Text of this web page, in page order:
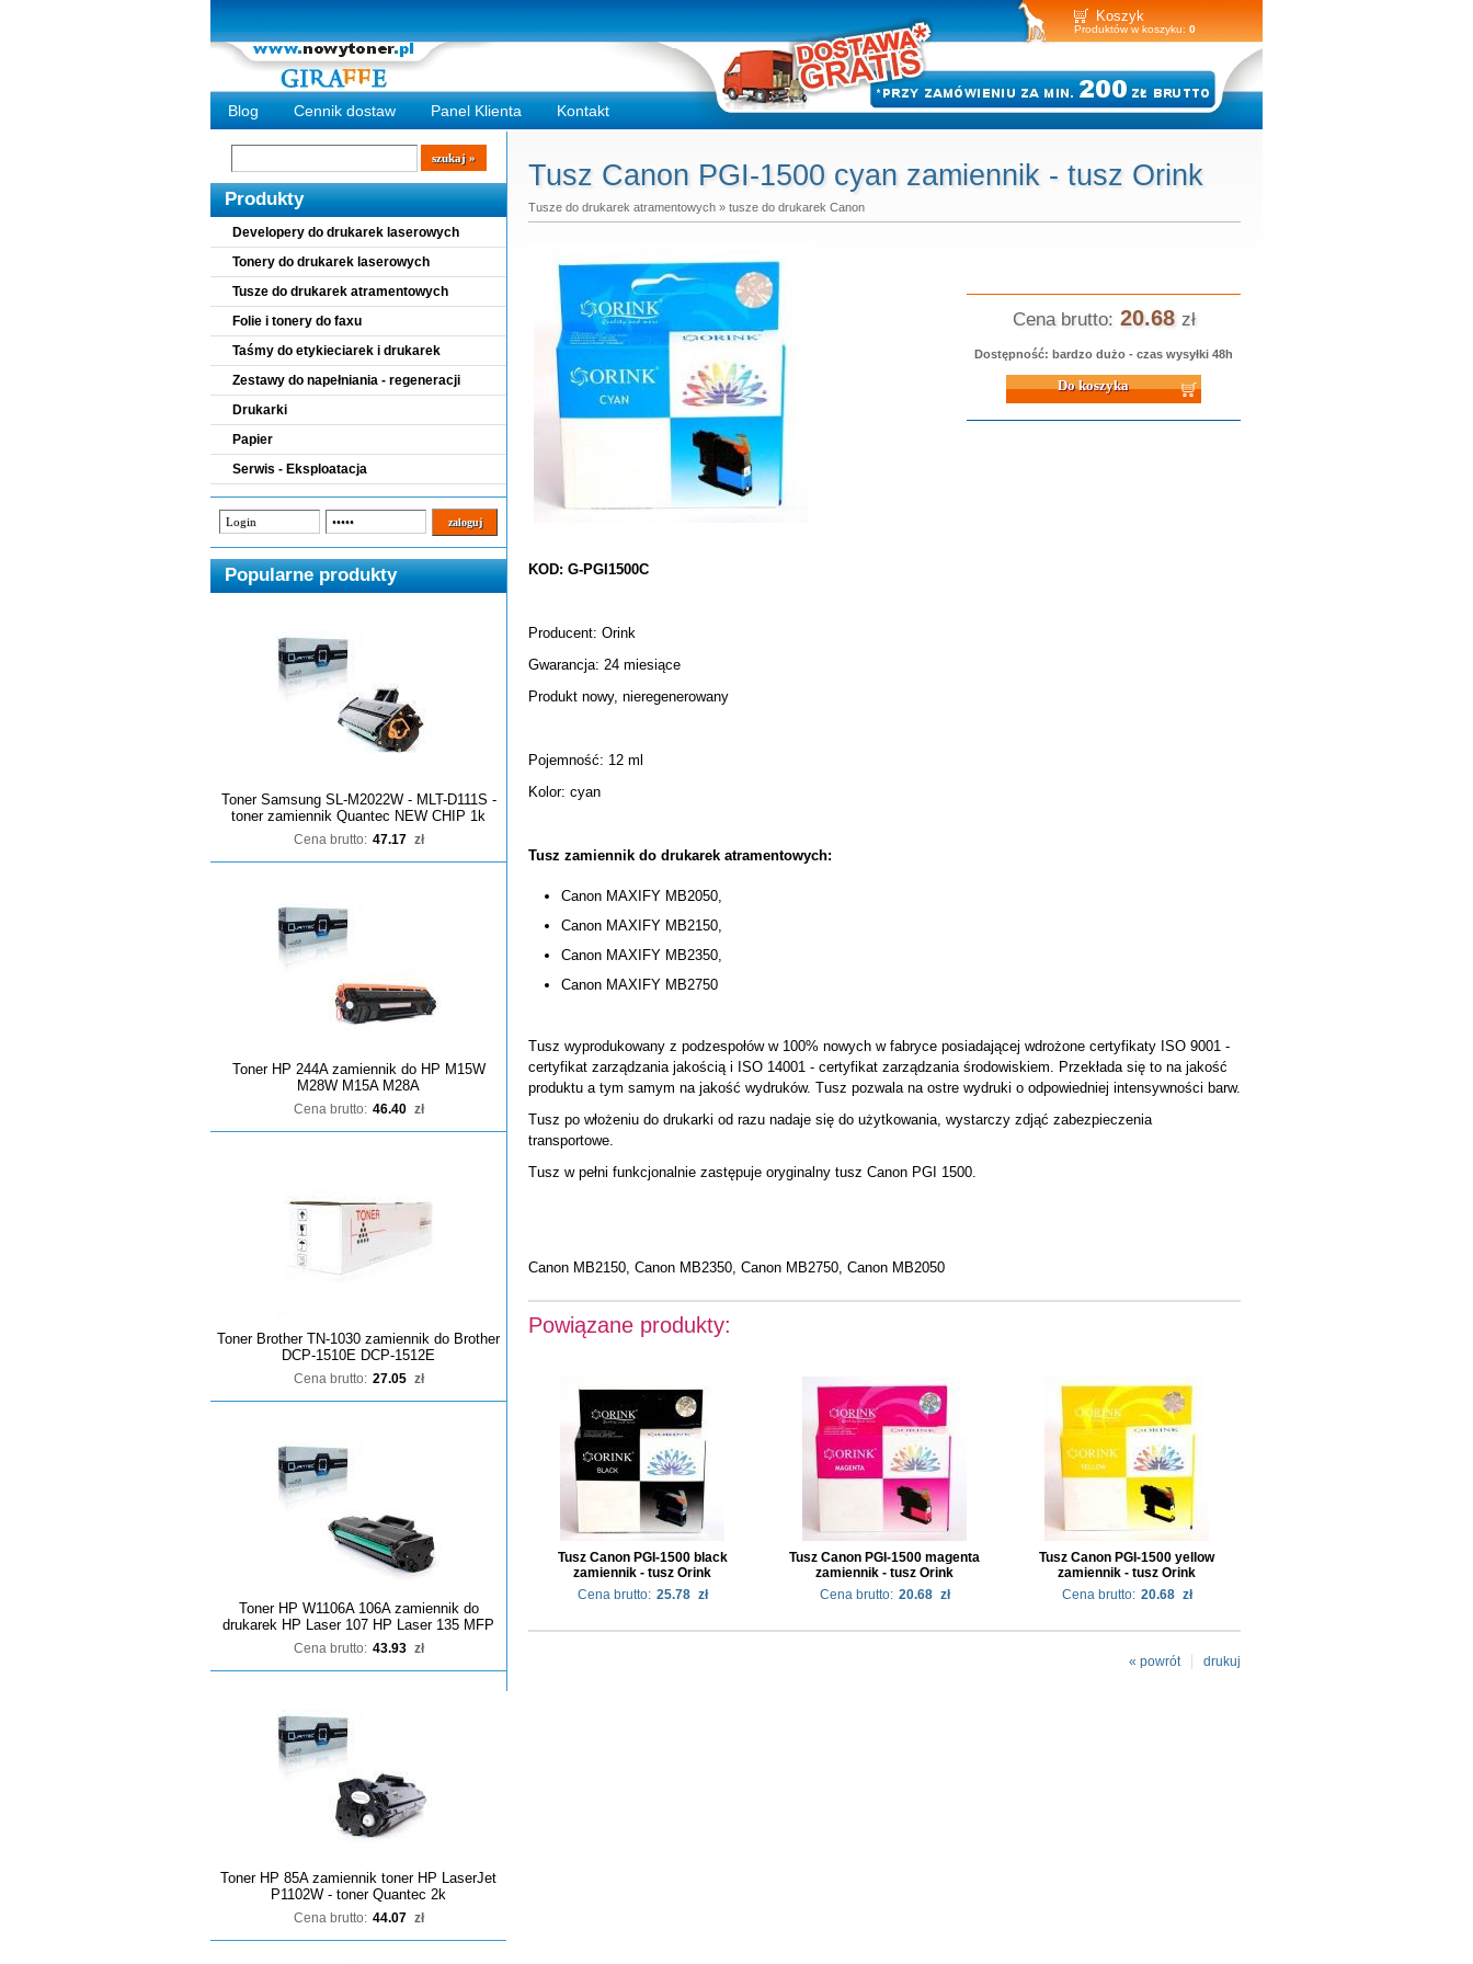
Koszyk
Produktów w koszyku: 0
Blog Cennik dostaw Panel Klienta Kontakt
Wyszukiwarka
szukaj
Produkty
Developery do drukarek laserowych
Tonery do drukarek laserowych
Tusze do drukarek atramentowych
Folie i tonery do faxu
Taśmy do etykieciarek i drukarek
Zestawy do napełniania - regeneracji
Drukarki
Papier
Serwis - Eksploatacja
Popularne produkty
Toner Samsung SL-M2022W - MLT-D111S -
toner zamiennik Quantec NEW CHIP 1k
Cena brutto: 47.17 zł
Toner HP 244A zamiennik do HP M15W
M28W M15A M28A
Cena brutto: 46.40 zł
Toner Brother TN-1030 zamiennik do Brother
DCP-1510E DCP-1512E
Cena brutto: 27.05 zł
Toner HP W1106A 106A zamiennik do
drukarek HP Laser 107 HP Laser 135 MFP
Cena brutto: 43.93 zł
Toner HP 85A zamiennik toner HP LaserJet
P1102W - toner Quantec 2k
Cena brutto: 44.07 zł
Tusz Canon PGI-1500 cyan zamiennik - tusz Orink
Tusze do drukarek atramentowych » tusze do drukarek Canon
Cena brutto: 20.68 zł
Dostępność: bardzo dużo - czas wysyłki 48h
Do koszyka
KOD: G-PGI1500C
Producent: Orink
Gwarancja: 24 miesiące
Produkt nowy, nieregenerowany
Pojemność: 12 ml
Kolor: cyan
Tusz zamiennik do drukarek atramentowych:
Canon MAXIFY MB2050,
Canon MAXIFY MB2150,
Canon MAXIFY MB2350,
Canon MAXIFY MB2750
Tusz wyprodukowany z podzespołów w 100% nowych w fabryce posiadającej wdrożone certyfikaty ISO 9001 -
certyfikat zarządzania jakością i ISO 14001 - certyfikat zarządzania środowiskiem. Przekłada się to na jakość
produktu a tym samym na jakość wydruków. Tusz pozwala na ostre wydruki o odpowiedniej intensywności barw.
Tusz po włożeniu do drukarki od razu nadaje się do użytkowania, wystarczy zdjąć zabezpieczenia
transportowe.
Tusz w pełni funkcjonalnie zastępuje oryginalny tusz Canon PGI 1500.
Canon MB2150, Canon MB2350, Canon MB2750, Canon MB2050
Powiązane produkty:
Tusz Canon PGI-1500 black
zamiennik - tusz Orink
Cena brutto: 25.78 zł
Tusz Canon PGI-1500 magenta
zamiennik - tusz Orink
Cena brutto: 20.68 zł
Tusz Canon PGI-1500 yellow
zamiennik - tusz Orink
Cena brutto: 20.68 zł
drukuj
« powrót